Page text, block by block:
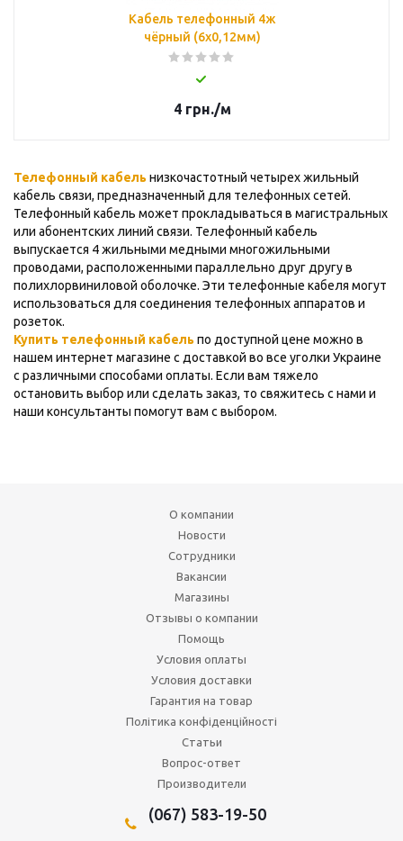
Кабель телефонный 4ж
чёрный (6x0,12мм)
4грн./м
Телефонный кабель низкочастотный четырех жильный
кабель связи, предназначенный для телефонных сетей.
Телефонный кабель может прокладываться в магистральных
или абонентских линий связи. Телефонный кабель
выпускается 4 жильными медными многожильными
проводами, расположенными параллельно друг другу в
полихлорвиниловой оболочке. Эти телефонные кабеля могут
использоваться для соединения телефонных аппаратов и
розеток.
Купить телефонный кабель по доступной цене можно в
нашем интернет магазине с доставкой во все уголки Украине
с различными способами оплаты. Если вам тяжело
остановить выбор или сделать заказ, то свяжитесь с нами и
наши консультанты помогут вам с выбором.
О компании
Новости
Сотрудники
Вакансии
Магазины
Отзывы о компании
Помощь
Условия оплаты
Условия доставки
Гарантия на товар
Політика конфіденційності
Статьи
Вопрос-ответ
Производители
(067) 583-19-50